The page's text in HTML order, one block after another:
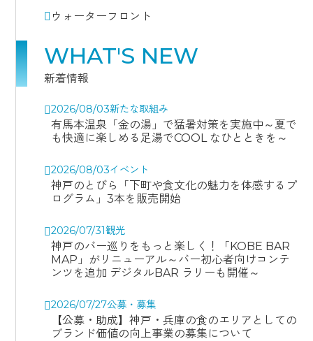
ウォーターフロント
WHAT'S NEW
新着情報
2026/08/03新たな取組み
有馬本温泉「金の湯」で猛暑対策を実施中～夏で
も快適に楽しめる足湯でCOOL なひとときを～
2026/08/03イベント
神戸のとびら「下町や食文化の魅力を体感するプ
ログラム」3本を販売開始
2026/07/31観光
神戸のバー巡りをもっと楽しく！「KOBE BAR
MAP」がリニューアル～バー初心者向けコンテ
ンツを追加 デジタルBAR ラリーも開催～
2026/07/27公募・募集
【公募・助成】神戸・兵庫の食のエリアとしての
ブランド価値の向上事業の募集について